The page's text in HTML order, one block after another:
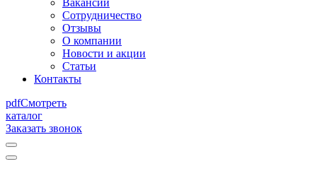
Вакансии
Сотрудничество
Отзывы
О компании
Новости и акции
Статьи
Контакты
pdfСмотреть
каталог
Заказать звонок